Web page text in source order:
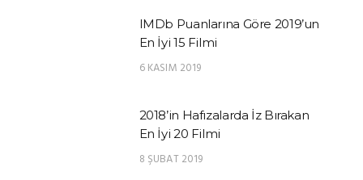
IMDb Puanlarına Göre 2019’un
En İyi 15 Filmi
6 KASIM 2019
2018’in Hafızalarda İz Bırakan
En İyi 20 Filmi
8 ŞUBAT 2019